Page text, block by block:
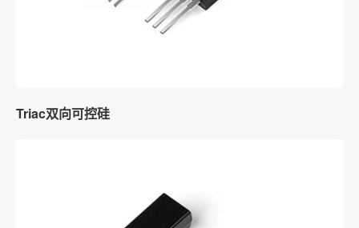
Triac双向可控硅